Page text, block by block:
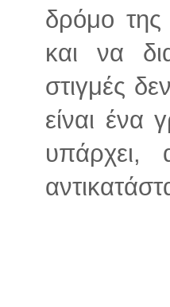
δρόμο της
και να
στιγμές
είναι ένα
υπάρχει,